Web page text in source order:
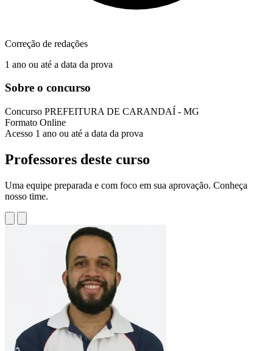
Correção de redações
1 ano ou até a data da prova
Sobre o concurso
Concurso PREFEITURA DE CARANDAÍ - MG
Formato Online
Acesso 1 ano ou até a data da prova
Professores deste curso
Uma equipe preparada e com foco em sua aprovação. Conheça
nosso time.